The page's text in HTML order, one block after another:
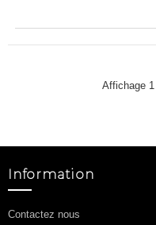
Affichage
Information
Contactez nous